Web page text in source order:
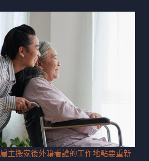
雇主搬家後外籍看護的工作地點要重新